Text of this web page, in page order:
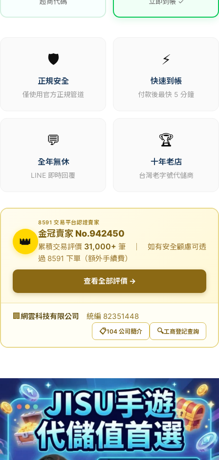
🛡️
正規安全
僅使用官方正規管道
⚡
快速到帳
付款後最快 5 分鐘
💬
全年無休
LINE 即時回覆
🏆
十年老店
台灣老字號代儲商
👑
8591 交易平台認證賣家
金冠賣家 No.942450
累積交易評價 31,000+ 筆 ｜ 如有安全顧慮可透
過 8591 下單（額外手續費）
查看全部評價 →
🏢 網雲科技有限公司 統編 82351448
📋104 公司簡介 🔍工商登記查詢